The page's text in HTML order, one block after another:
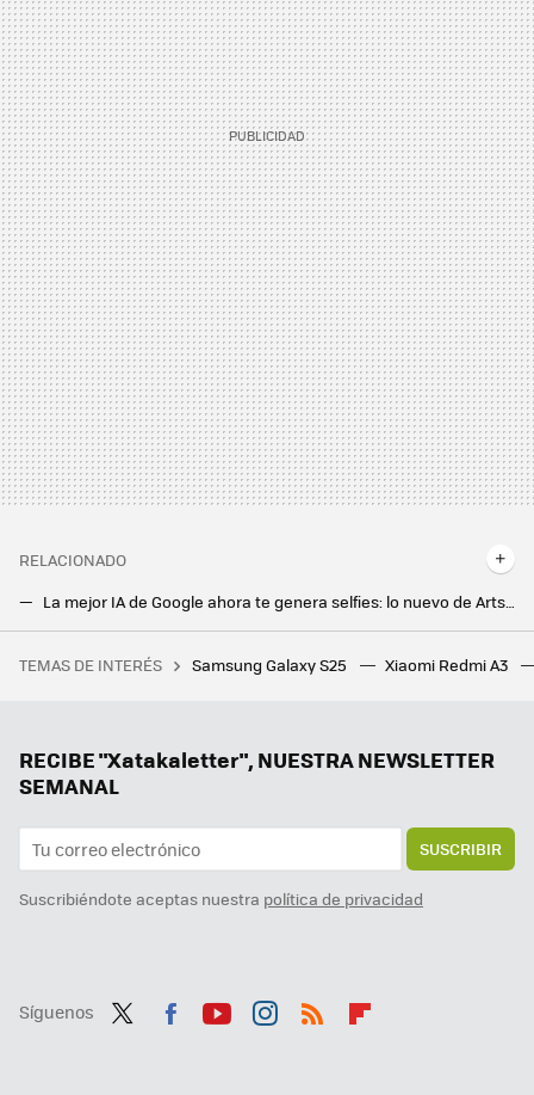
RELACIONADO
Si el borrador mágico de Google Fotos me dejaba sin palabras, lo del Pixel 8 Pro es pura brujería
Hemos probado la IA conversacional de Sesame. Es la experiencia más cercana a una "voz humana" que hemos visto
TEMAS DE INTERÉS Samsung Galaxy S25 Xiaomi Redmi A3
RECIBE "Xatakaletter", NUESTRA NEWSLETTER
SEMANAL
SUSCRIBIR
Suscribiéndote aceptas nuestra política de privacidad
Síguenos